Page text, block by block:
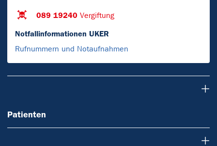
089 19240 Vergiftung
Notfallinformationen UKER
Rufnummern und Notaufnahmen
Patienten